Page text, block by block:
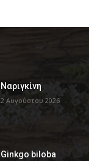
Ναριγκίνη
2 Αυγούστου 2026
Ginkgo biloba